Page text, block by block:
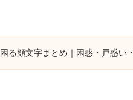
困る顔文字まとめ｜困惑・戸惑い